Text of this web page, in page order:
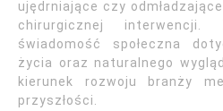
ujędrniające czy
chirurgicznej
świadomość społeczna
życia oraz naturalnego
kierunek rozwoju branży
przyszłości.